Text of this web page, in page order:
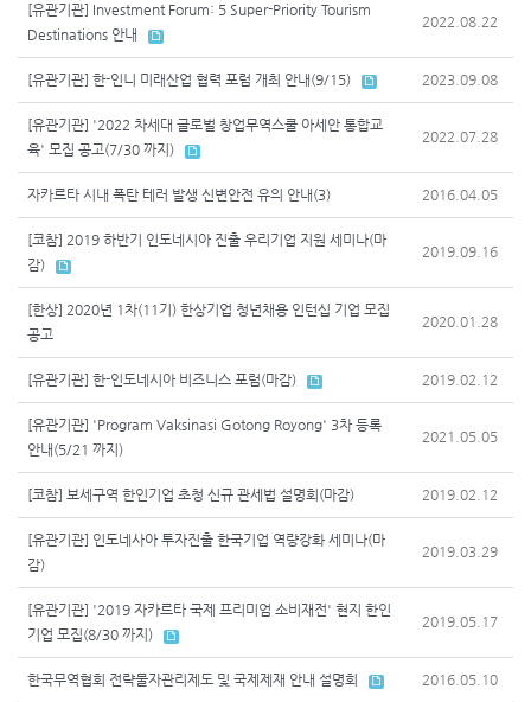
[유관기관] Investment Forum: 5 Super-Priority Tourism
Destinations 안내
2022.08.22
[유관기관] 한-인니 미래산업 협력 포럼 개최 안내(9/15) 2023.09.08
[유관기관] '2022 차세대 글로벌 창업무역스쿨 아세안 통합교
육' 모집 공고(7/30 까지)
2022.07.28
자카르타 시내 폭탄 테러 발생 신변안전 유의 안내(3) 2016.04.05
[코참] 2019 하반기 인도네시아 진출 우리기업 지원 세미나(마
감)
2019.09.16
[한상] 2020년 1차(11기) 한상기업 청년채용 인턴십 기업 모집
공고
2020.01.28
[유관기관] 한-인도네시아 비즈니스 포럼(마감) 2019.02.12
[유관기관] 'Program Vaksinasi Gotong Royong' 3차 등록
안내(5/21 까지)
2021.05.05
[코참] 보세구역 한인기업 초청 신규 관세법 설명회(마감) 2019.02.12
[유관기관] 인도네사아 투자진출 한국기업 역량강화 세미나(마
감)
2019.03.29
[유관기관] '2019 자카르타 국제 프리미엄 소비재전' 현지 한인
기업 모집(8/30 까지)
2019.05.17
한국무역협회 전략물자관리제도 및 국제제재 안내 설명회 2016.05.10